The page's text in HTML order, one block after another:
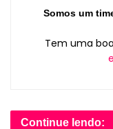
Somos um
Tem uma
Continue lendo: